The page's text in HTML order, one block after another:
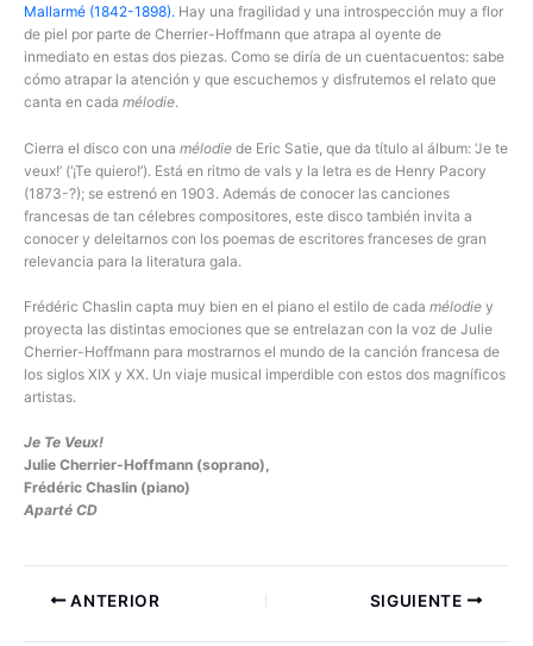
Mallarmé (1842-1898). Hay una fragilidad y una introspección muy a flor
de piel por parte de Cherrier-Hoffmann que atrapa al oyente de
inmediato en estas dos piezas. Como se diría de un cuentacuentos: sabe
cómo atrapar la atención y que escuchemos y disfrutemos el relato que
canta en cada mélodie.
Cierra el disco con una mélodie de Eric Satie, que da título al álbum: ‘Je te
veux!’ (‘¡Te quiero!’). Está en ritmo de vals y la letra es de Henry Pacory
(1873-?); se estrenó en 1903. Además de conocer las canciones
francesas de tan célebres compositores, este disco también invita a
conocer y deleitarnos con los poemas de escritores franceses de gran
relevancia para la literatura gala.
Frédéric Chaslin capta muy bien en el piano el estilo de cada mélodie y
proyecta las distintas emociones que se entrelazan con la voz de Julie
Cherrier-Hoffmann para mostrarnos el mundo de la canción francesa de
los siglos XIX y XX. Un viaje musical imperdible con estos dos magníficos
artistas.
Je Te Veux!
Julie Cherrier-Hoffmann (soprano),
Frédéric Chaslin (piano)
Aparté CD
ANTERIOR SIGUIENTE